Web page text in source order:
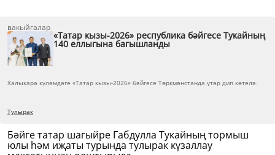
вакыйгалар
«Татар кызы-2026» республика бәйгесе Тукайның
140 еллыгына багышланды
Халыкара күләмдәге «Татар кызы-2026» бәйгесе Төркмәнстанда үтәр дип көтелә.
Тулырак
Бәйге татар шагыйре Габдулла Тукайның тормыш
юлы һәм иҗаты турында тулырак күзаллау